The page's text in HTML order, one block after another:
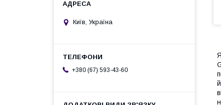
Київ, Україна
+380 (67) 593-43-60